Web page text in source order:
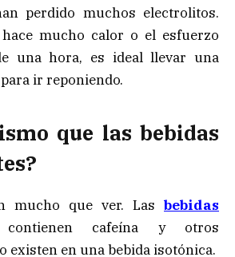
perdido muchos electrolitos.
mucho calor o el esfuerzo
una hora, es ideal llevar una
ir reponiendo.
que las bebidas
mucho que ver. Las bebidas
cafeína y otros
existen en una bebida isotónica.